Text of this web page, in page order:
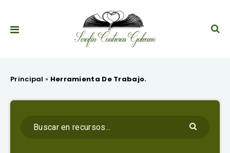
Principal » Herramienta De Trabajo.